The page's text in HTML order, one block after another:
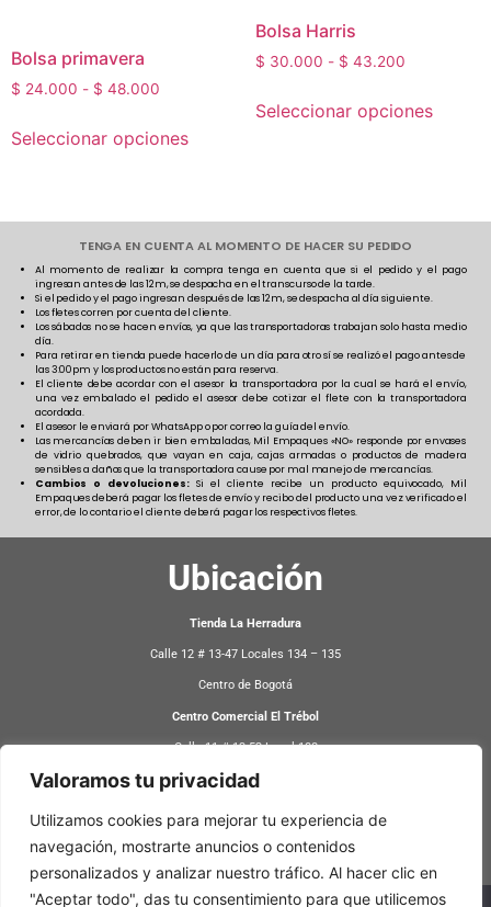
Valoramos tu privacidad
Utilizamos cookies para mejorar tu experiencia de
navegación, mostrarte anuncios o contenidos
personalizados y analizar nuestro tráfico. Al hacer clic en
"Aceptar todo", das tu consentimiento para que utilicemos
Bolsa primavera
$ 24.000 - $ 48.000
Seleccionar opciones
Bolsa Harris
$ 30.000 - $ 43.200
Seleccionar opciones
TENGA EN CUENTA AL MOMENTO DE HACER SU PEDIDO
Al momento de realizar la compra tenga en cuenta que si el pedido y el pago
ingresan antes de las 12m, se despacha en el transcurso de la tarde.
Si el pedido y el pago ingresan después de las 12m, se despacha al día siguiente.
Los fletes corren por cuenta del cliente.
Los sábados no se hacen envíos, ya que las transportadoras trabajan solo hasta medio
día.
Para retirar en tienda puede hacerlo de un día para otro sí se realizó el pago antes de
las 3:00pm y los productos no están para reserva.
El cliente debe acordar con el asesor la transportadora por la cual se hará el envío,
una vez embalado el pedido el asesor debe cotizar el flete con la transportadora
acordada.
El asesor le enviará por WhatsApp o por correo la guía del envío.
Las mercancías deben ir bien embaladas, Mil Empaques «NO» responde por envases
de vidrio quebrados, que vayan en caja, cajas armadas o productos de madera
sensibles a daños que la transportadora cause por mal manejo de mercancías.
Cambios o devoluciones:Si el cliente recibe un producto equivocado, Mil
Empaques deberá pagar los fletes de envío y recibo del producto una vez verificado el
error, de lo contario el cliente deberá pagar los respectivos fletes.
Ubicación
Tienda La Herradura
Calle 12 # 13-47 Locales 134 – 135
Centro de Bogotá
Centro Comercial El Trébol
Calle 11 # 13-52 Local 108
Centro de Bogotá
Atención
8:30 AM – 5:30 PM
Lunes a Sábado